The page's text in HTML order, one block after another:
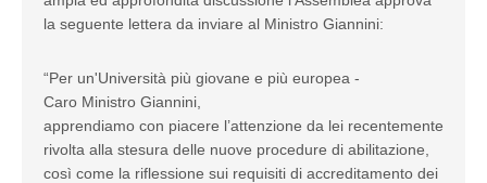
la seguente lettera da inviare al Ministro Giannini:
“Per un'Università più giovane e più europea -
Caro Ministro Giannini,
apprendiamo con piacere l’attenzione da lei recentemente
rivolta alla stesura delle nuove procedure di abilitazione,
così come la riflessione sui requisiti di accreditamento dei